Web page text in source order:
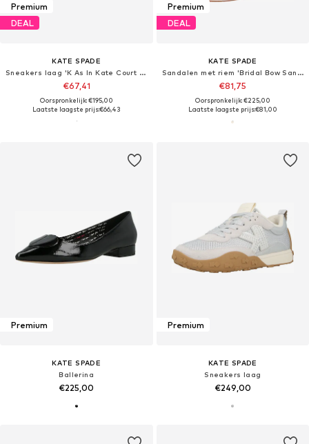
Premium
DEAL
KATE SPADE
Sneakers laag 'K As In Kate Court Sneaker'
€67,41
Oorspronkelijk: €195,00
Laatste laagste prijs:€66,43
Premium
DEAL
KATE SPADE
Sandalen met riem 'Bridal Bow Sandals'
€81,75
Oorspronkelijk: €225,00
Laatste laagste prijs:€81,00
Premium
KATE SPADE
Ballerina
€225,00
Premium
KATE SPADE
Sneakers laag
€249,00